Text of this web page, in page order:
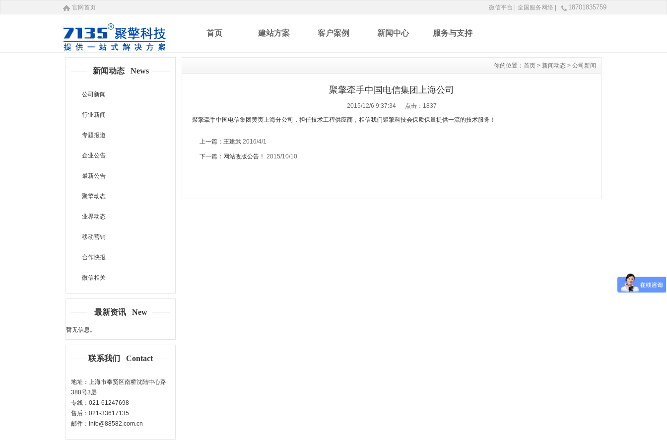
官网首页 微信平台 | 全国服务网络 | 18701835759
首页 建站方案 客户案例 新闻中心 服务与支持
新闻动态 News
公司新闻
行业新闻
专题报道
企业公告
最新公告
聚擎动态
业界动态
移动营销
合作快报
微信相关
最新资讯 New
暂无信息。
联系我们 Contact
地址：上海市奉贤区南桥沈陆中心路
388号3层
专线：021-61247698
售后：021-33617135
邮件：info@88582.com.cn
你的位置： 首页 > 新闻动态 > 公司新闻
聚擎牵手中国电信集团上海公司
2015/12/6 9:37:34 点击： 1837
聚擎牵手中国电信集团黄页上海分公司，担任技术工程供应商，相信我们聚擎科技会保质保量提供一流的技术服务！
上一篇： 王建武 2016/4/1
下一篇： 网站改版公告！ 2015/10/10